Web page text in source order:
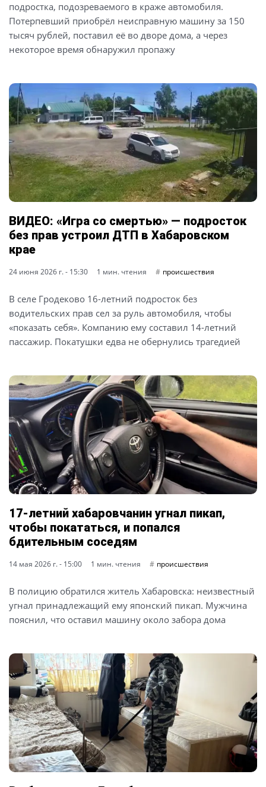
подростка, подозреваемого в краже автомобиля.
Потерпевший приобрёл неисправную машину за 150
тысяч рублей, поставил её во дворе дома, а через
некоторое время обнаружил пропажу
ВИДЕО: «Игра со смертью» — подросток
без прав устроил ДТП в Хабаровском
крае
24 июня 2026 г. - 15:30 1 мин. чтения происшествия
В селе Гродеково 16-летний подросток без
водительских прав сел за руль автомобиля, чтобы
«показать себя». Компанию ему составил 14-летний
пассажир. Покатушки едва не обернулись трагедией
17-летний хабаровчанин угнал пикап,
чтобы покататься, и попался
бдительным соседям
14 мая 2026 г. - 15:00 1 мин. чтения происшествия
В полицию обратился житель Хабаровска: неизвестный
угнал принадлежащий ему японский пикап. Мужчина
пояснил, что оставил машину около забора дома